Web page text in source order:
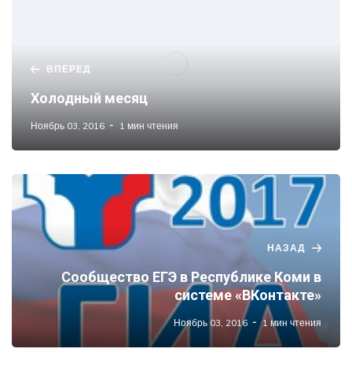
ВПЕРЕД
Холодный месяц
Ноябрь 03, 2016 1 мин чтения
НАЗАД
Сообщество ЕГЭ в Республике Коми в
системе «ВКонтакте»
Ноябрь 03, 2016 1 мин чтения